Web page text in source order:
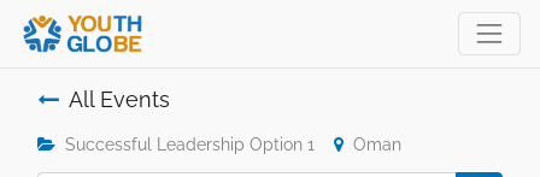
All Events
Successful Leadership Option 1 Oman